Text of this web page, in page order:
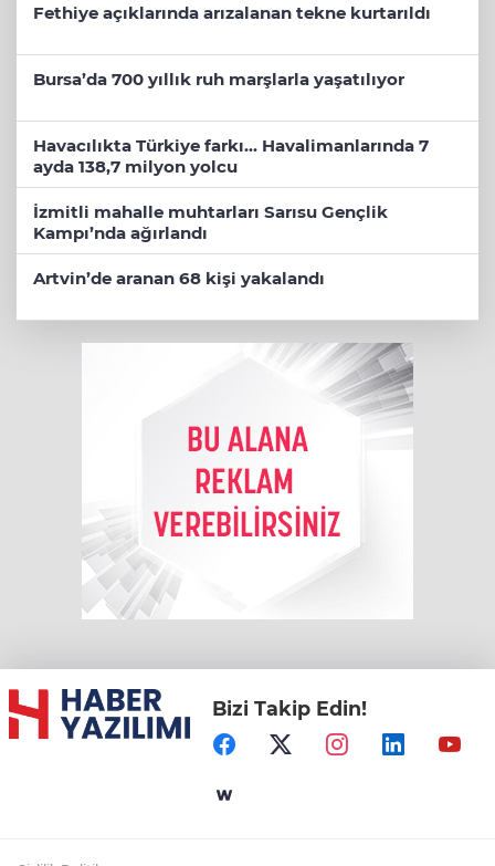
Fethiye açıklarında arızalanan tekne kurtarıldı
Bursa’da 700 yıllık ruh marşlarla yaşatılıyor
Havacılıkta Türkiye farkı... Havalimanlarında 7
ayda 138,7 milyon yolcu
İzmitli mahalle muhtarları Sarısu Gençlik
Kampı’nda ağırlandı
Artvin’de aranan 68 kişi yakalandı
Bizi Takip Edin!